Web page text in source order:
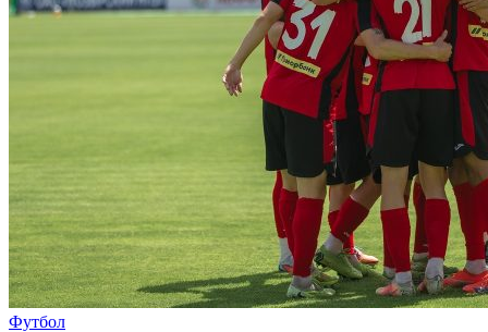
Футбол